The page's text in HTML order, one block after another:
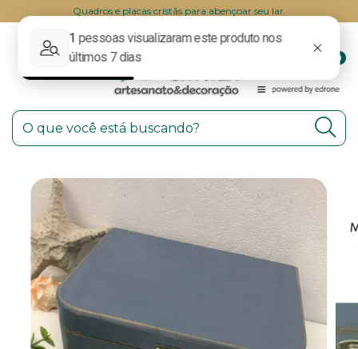
Quadros e placas cristãs para abençoar seu lar.
0